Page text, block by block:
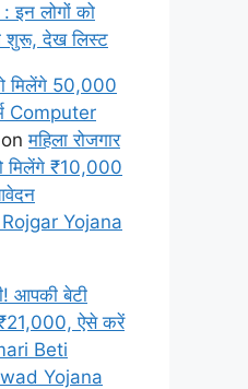
लोगों को
शुरू, देख लिस्ट
मिलेंगे 50,000
Computer
onमहिला रोजगार
मिलेंगे ₹10,000
Yojana
आपकी बेटी
₹21,000, ऐसे करें
Beti
Yojana